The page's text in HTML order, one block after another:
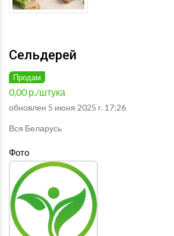
Сельдерей
Продам
0,00 р./штука
обновлен 5 июня 2025 г. 17:26
Вся Беларусь
Фото